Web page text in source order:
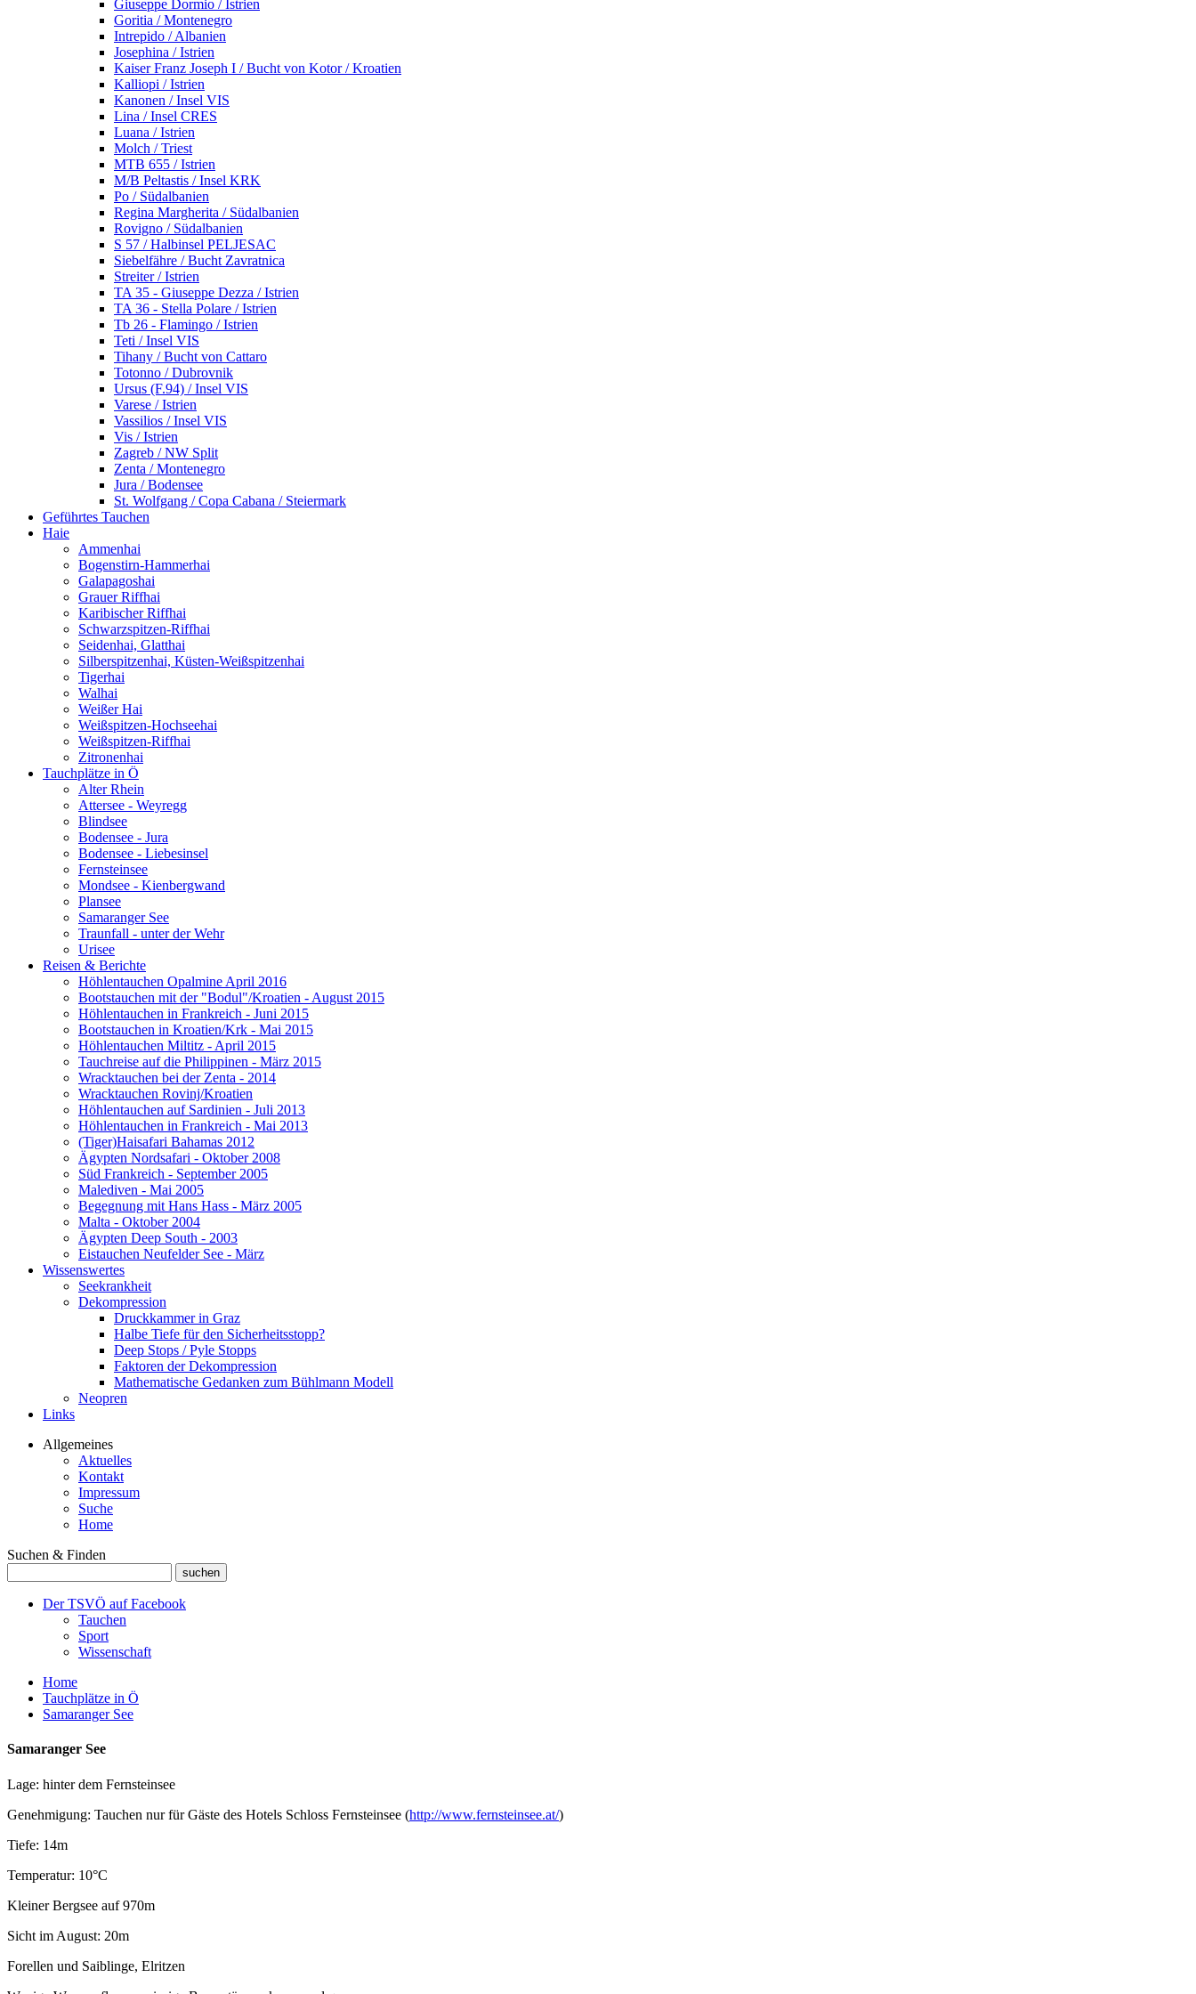
Giuseppe Dormio / Istrien
Goritia / Montenegro
Intrepido / Albanien
Josephina / Istrien
Kaiser Franz Joseph I / Bucht von Kotor / Kroatien
Kalliopi / Istrien
Kanonen / Insel VIS
Lina / Insel CRES
Luana / Istrien
Molch / Triest
MTB 655 / Istrien
M/B Peltastis / Insel KRK
Po / Südalbanien
Regina Margherita / Südalbanien
Rovigno / Südalbanien
S 57 / Halbinsel PELJESAC
Siebelfähre / Bucht Zavratnica
Streiter / Istrien
TA 35 - Giuseppe Dezza / Istrien
TA 36 - Stella Polare / Istrien
Tb 26 - Flamingo / Istrien
Teti / Insel VIS
Tihany / Bucht von Cattaro
Totonno / Dubrovnik
Ursus (F.94) / Insel VIS
Varese / Istrien
Vassilios / Insel VIS
Vis / Istrien
Zagreb / NW Split
Zenta / Montenegro
Jura / Bodensee
St. Wolfgang / Copa Cabana / Steiermark
Geführtes Tauchen
Haie
Ammenhai
Bogenstirn-Hammerhai
Galapagoshai
Grauer Riffhai
Karibischer Riffhai
Schwarzspitzen-Riffhai
Seidenhai, Glatthai
Silberspitzenhai, Küsten-Weißspitzenhai
Tigerhai
Walhai
Weißer Hai
Weißspitzen-Hochseehai
Weißspitzen-Riffhai
Zitronenhai
Tauchplätze in Ö
Alter Rhein
Attersee - Weyregg
Blindsee
Bodensee - Jura
Bodensee - Liebesinsel
Fernsteinsee
Mondsee - Kienbergwand
Plansee
Samaranger See
Traunfall - unter der Wehr
Urisee
Reisen & Berichte
Höhlentauchen Opalmine April 2016
Bootstauchen mit der "Bodul"/Kroatien - August 2015
Höhlentauchen in Frankreich - Juni 2015
Bootstauchen in Kroatien/Krk - Mai 2015
Höhlentauchen Miltitz - April 2015
Tauchreise auf die Philippinen - März 2015
Wracktauchen bei der Zenta - 2014
Wracktauchen Rovinj/Kroatien
Höhlentauchen auf Sardinien - Juli 2013
Höhlentauchen in Frankreich - Mai 2013
(Tiger)Haisafari Bahamas 2012
Ägypten Nordsafari - Oktober 2008
Süd Frankreich - September 2005
Malediven - Mai 2005
Begegnung mit Hans Hass - März 2005
Malta - Oktober 2004
Ägypten Deep South - 2003
Eistauchen Neufelder See - März
Wissenswertes
Seekrankheit
Dekompression
Druckkammer in Graz
Halbe Tiefe für den Sicherheitsstopp?
Deep Stops / Pyle Stopps
Faktoren der Dekompression
Mathematische Gedanken zum Bühlmann Modell
Neopren
Links
Allgemeines
Aktuelles
Kontakt
Impressum
Suche
Home
Suchen & Finden
Der TSVÖ auf Facebook
Tauchen
Sport
Wissenschaft
Home
Tauchplätze in Ö
Samaranger See
Samaranger See
Lage: hinter dem Fernsteinsee
Genehmigung: Tauchen nur für Gäste des Hotels Schloss Fernsteinsee (http://www.fernsteinsee.at/)
Tiefe: 14m
Temperatur: 10°C
Kleiner Bergsee auf 970m
Sicht im August: 20m
Forellen und Saiblinge, Elritzen